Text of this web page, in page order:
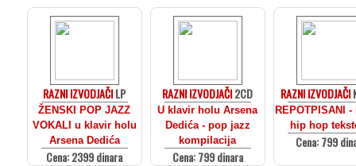
RAZNI IZVODJAČILP
ŽENSKI POP JAZZ
VOKALI u klavir holu
Arsena Dedića
Cena: 2399 dinara
RAZNI IZVODJAČI2CD
U klavir holu Arsena
Dedića - pop jazz
kompilacija
Cena: 799 dinara
RAZNI IZVODJAČI
REPOTPISANI
hip hop
Cena: 799